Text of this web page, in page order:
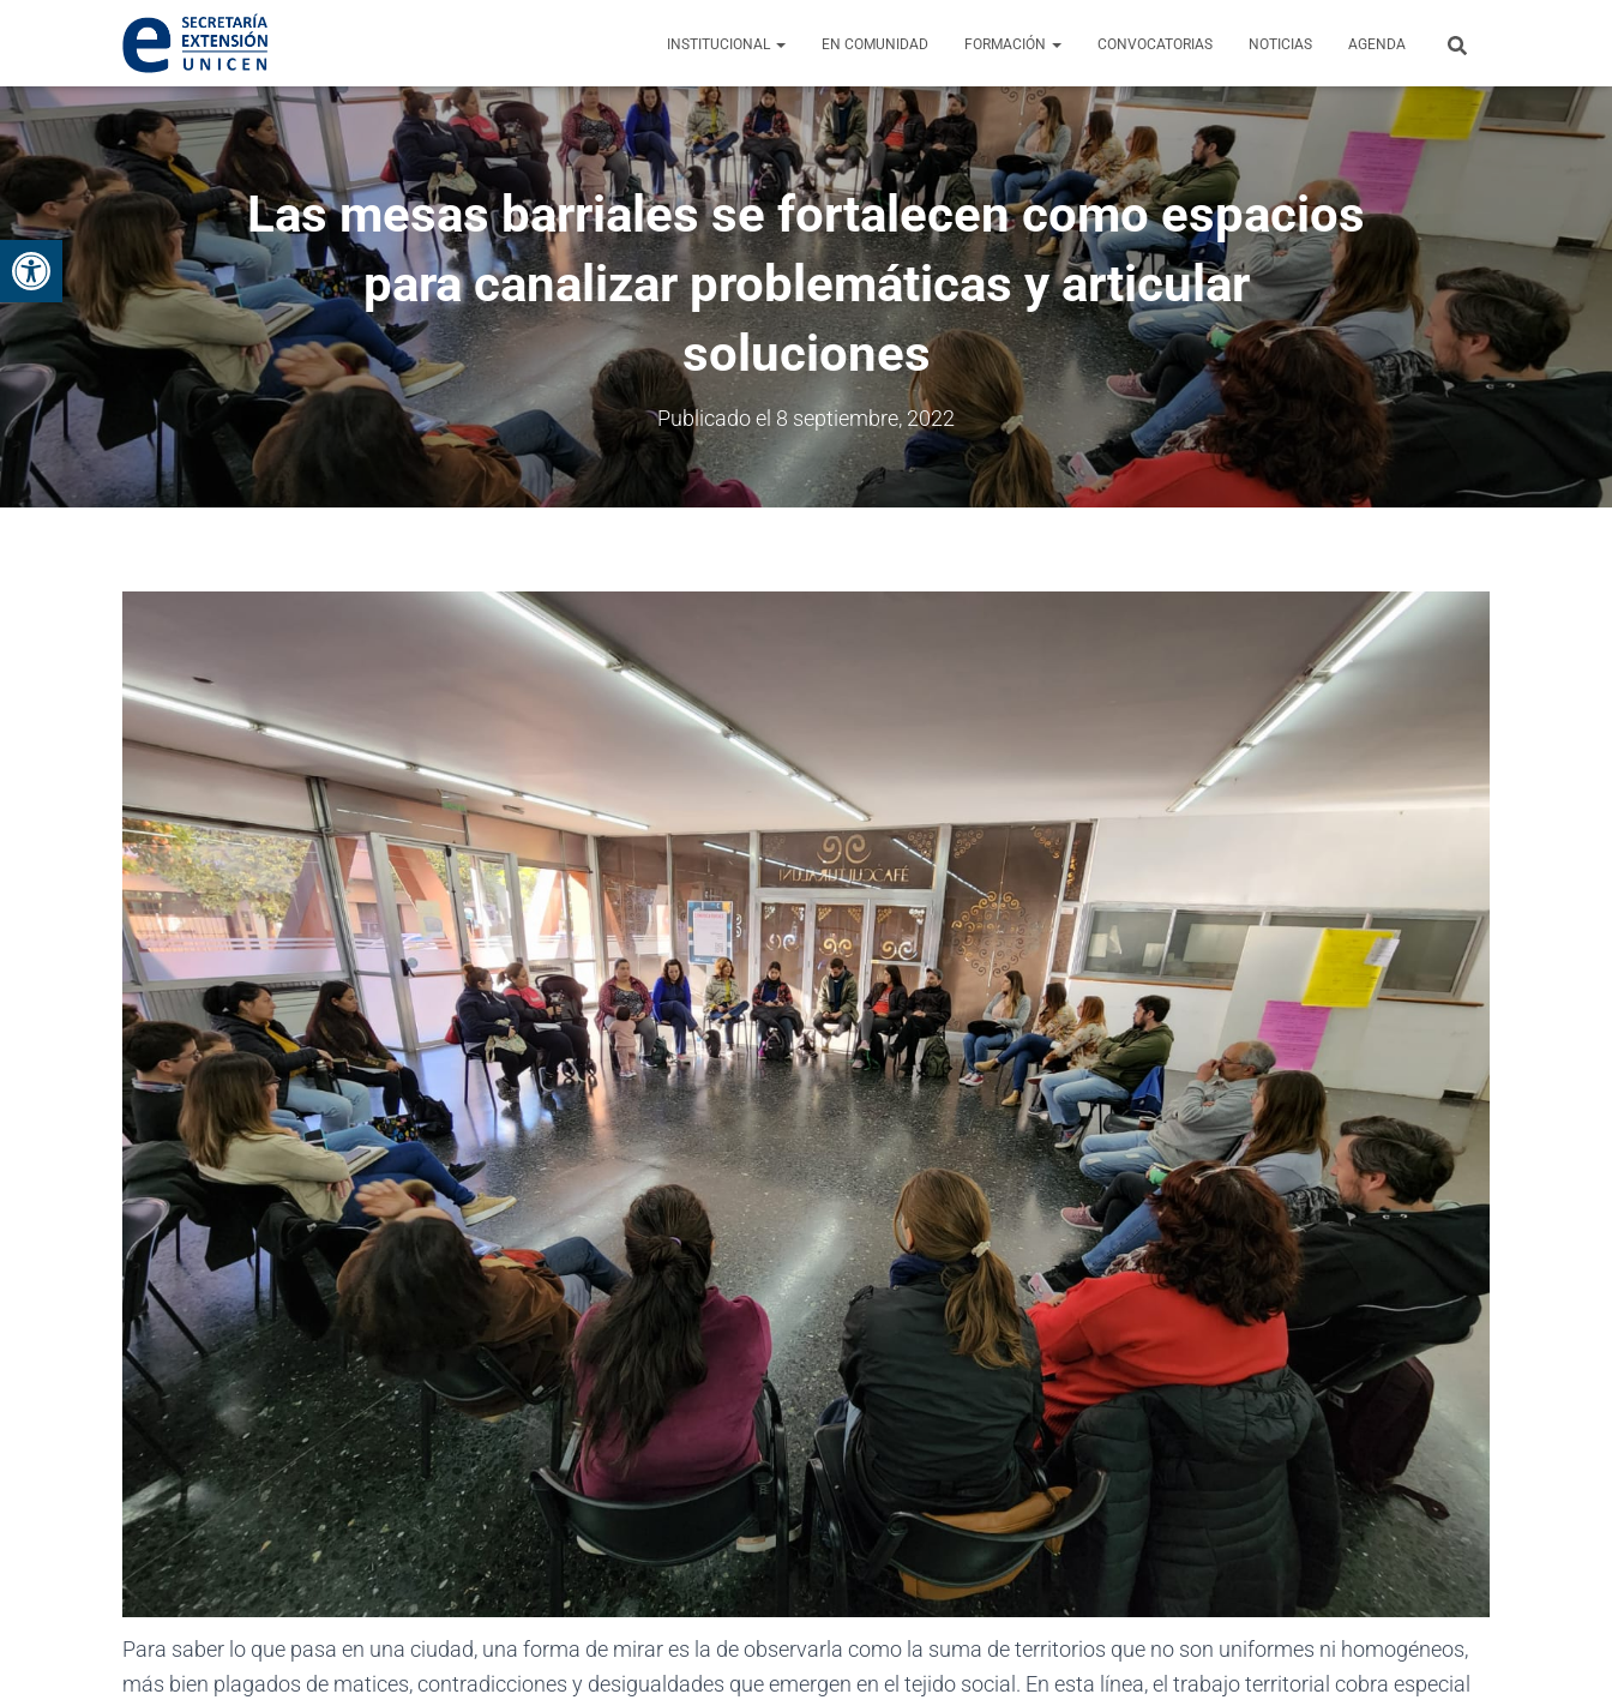
Abrir barra de herramientas
INSTITUCIONAL EN COMUNIDAD FORMACIÓN CONVOCATORIAS NOTICIAS AGENDA
Las mesas barriales se fortalecen como espacios
para canalizar problemáticas y articular
soluciones
Publicado el 8 septiembre, 2022
Para saber lo que pasa en una ciudad, una forma de mirar es la de observarla como la suma de territorios que no son uniformes ni homogéneos,
más bien plagados de matices, contradicciones y desigualdades que emergen en el tejido social. En esta línea, el trabajo territorial cobra especial